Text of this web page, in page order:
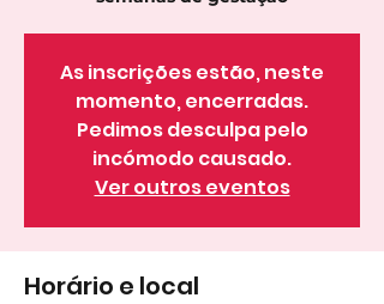
As inscrições estão, neste
momento, encerradas.
Pedimos desculpa pelo
incómodo causado.
Ver outros eventos
Horário e local